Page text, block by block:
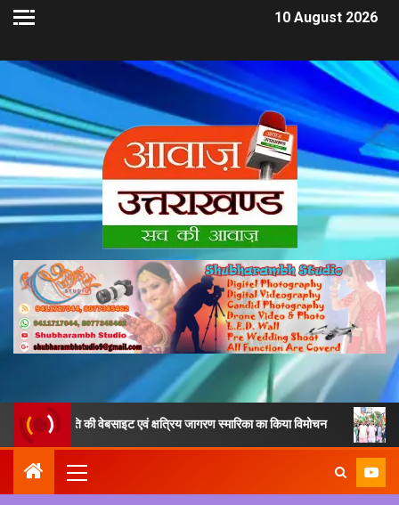
10 August 2026
की वेबसाइट एवं क्षत्रिय जागरण स्मारिका का किया विमोचन मुख्यमंत्री